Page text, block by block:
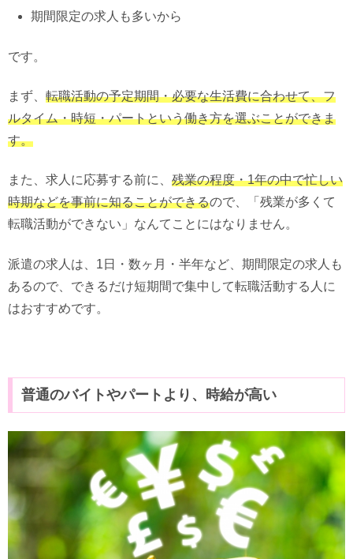
期間限定の求人も多いから
です。
まず、 転職活動の予定期間・必要な生活費に合わせて、フ
ルタイム・時短・パートという働き方を選ぶことができま
す。
また、求人に応募する前に、 残業の程度・1年の中で忙しい
時期などを事前に知ることができるので、「残業が多くて
転職活動ができない」なんてことにはなりません。
派遣の求人は、1日・数ヶ月・半年など、期間限定の求人も
あるので、できるだけ短期間で集中して転職活動する人に
はおすすめです。
普通のバイトやパートより、時給が高い